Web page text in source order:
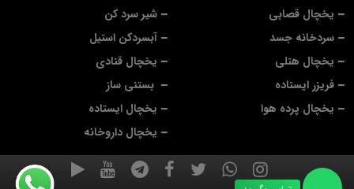
شیر سرد کن
آبسردکن استیل
یخچال قنادی
بستنی ساز
یخچال ایستاده
یخچال داروخانه
یخچال قصابی
سردخانه جسد
یخچال هتلی
فریزر ایستاده
یخچال پرده هوا